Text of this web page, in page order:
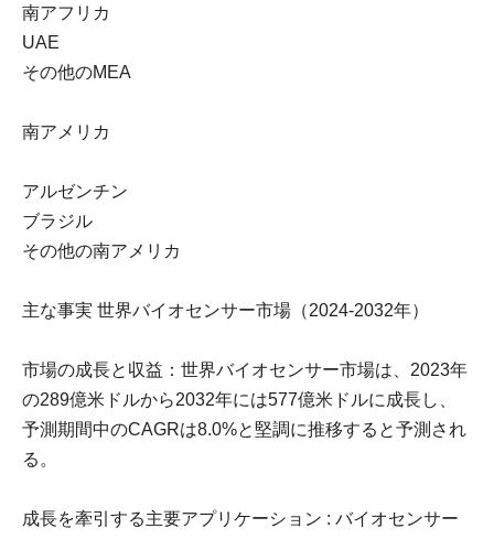
南アフリカ
UAE
その他のMEA
南アメリカ
アルゼンチン
ブラジル
その他の南アメリカ
主な事実 世界バイオセンサー市場（2024-2032年）
市場の成長と収益：世界バイオセンサー市場は、2023年
の289億米ドルから2032年には577億米ドルに成長し、
予測期間中のCAGRは8.0%と堅調に推移すると予測され
る。
成長を牽引する主要アプリケーション : バイオセンサー